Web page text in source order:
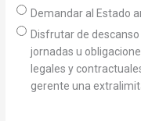
Demandar al Estado
Disfrutar de
jornadas u
legales y
gerente una